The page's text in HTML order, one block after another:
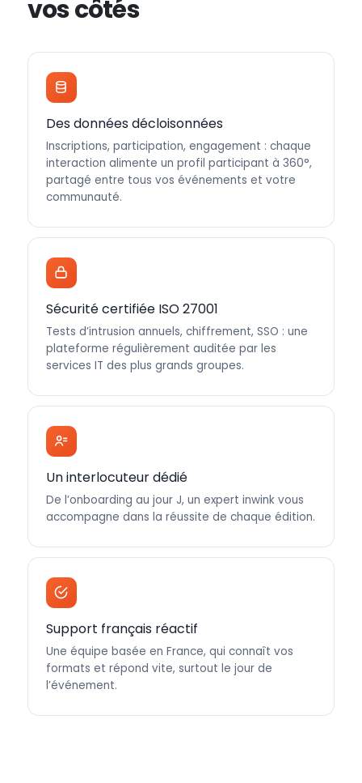
vos côtés
Des données décloisonnées
Inscriptions, participation, engagement : chaque
interaction alimente un profil participant à 360°,
partagé entre tous vos événements et votre
communauté.
Sécurité certifiée ISO 27001
Tests d’intrusion annuels, chiffrement, SSO : une
plateforme régulièrement auditée par les
services IT des plus grands groupes.
Un interlocuteur dédié
De l’onboarding au jour J, un expert inwink vous
accompagne dans la réussite de chaque édition.
Support français réactif
Une équipe basée en France, qui connaît vos
formats et répond vite, surtout le jour de
l’événement.